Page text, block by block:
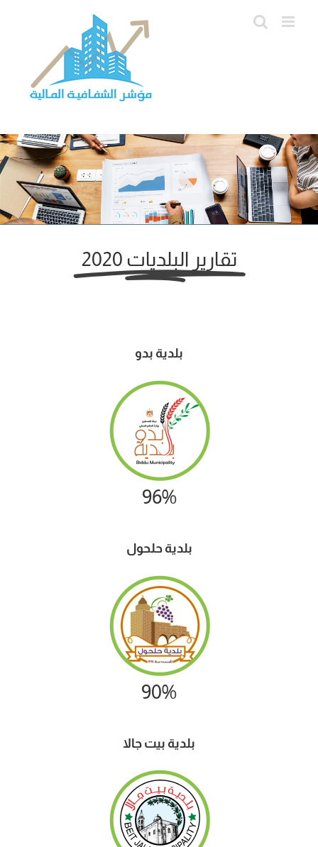
تقارير البلديات 2020
بلدية بدو
96%
بلدية حلحول
90%
بلدية بيت جالا